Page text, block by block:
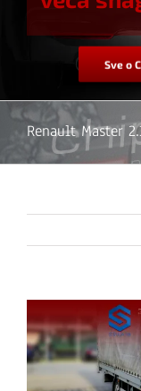
Sve o
Renault Master